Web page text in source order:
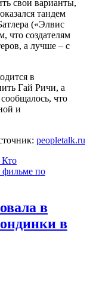
свои варианты,
тандем
(«Элвис
что создателям
а лучше – с
в
Гай Ричи, а
что
и
peopletalk.ru
Кто
фильме по
в
в